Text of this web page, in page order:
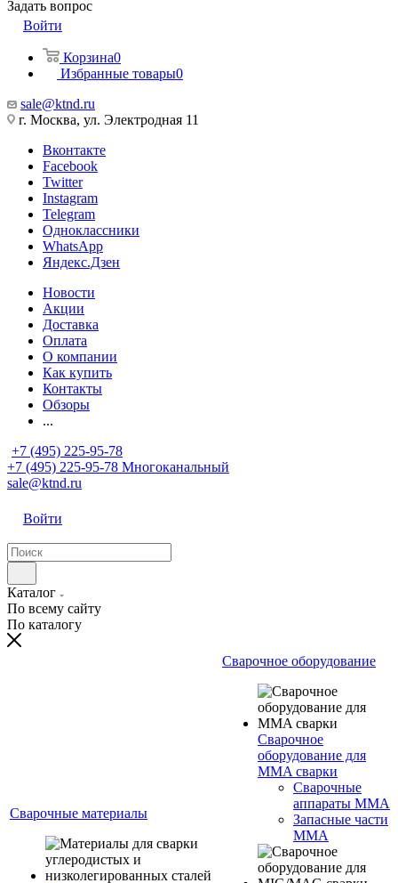
Задать вопрос
Войти
Корзина0
Избранные товары0
sale@ktnd.ru
г. Москва, ул. Электродная 11
Вконтакте
Facebook
Twitter
Instagram
Telegram
Одноклассники
WhatsApp
Яндекс.Дзен
Новости
Акции
Доставка
Оплата
О компании
Как купить
Контакты
Обзоры
...
+7 (495) 225-95-78
+7 (495) 225-95-78 Многоканальный
sale@ktnd.ru
Войти
Каталог
По всему сайту
По каталогу
Сварочные материалы
Сварочное оборудование
Сварочное
оборудование для
MMA сварки
Сварочные
аппараты MMA
Запасные части
MMA